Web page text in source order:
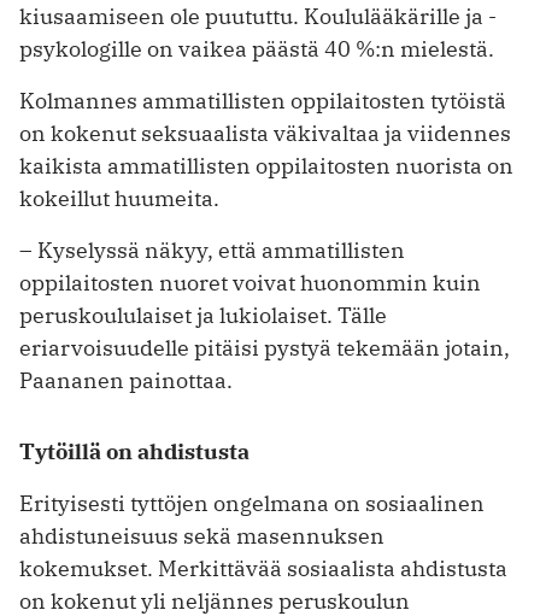
kiusaamiseen ole puututtu. Koululääkärille ja -
psykologille on vaikea päästä 40 %:n mielestä.
Kolmannes ammatillisten oppilaitosten tytöistä
on kokenut seksuaalista väkivaltaa ja viidennes
kaikista ammatillisten oppilaitosten nuorista on
kokeillut huumeita.
– Kyselyssä näkyy, että ammatillisten
oppilaitosten nuoret voivat huonommin kuin
peruskoululaiset ja lukiolaiset. Tälle
eriarvoisuudelle pitäisi pystyä tekemään jotain,
Paananen painottaa.
Tytöillä on ahdistusta
Erityisesti tyttöjen ongelmana on sosiaalinen
ahdistuneisuus sekä masennuksen
kokemukset. Merkittävää sosiaalista ahdistusta
on kokenut yli neljännes peruskoulun